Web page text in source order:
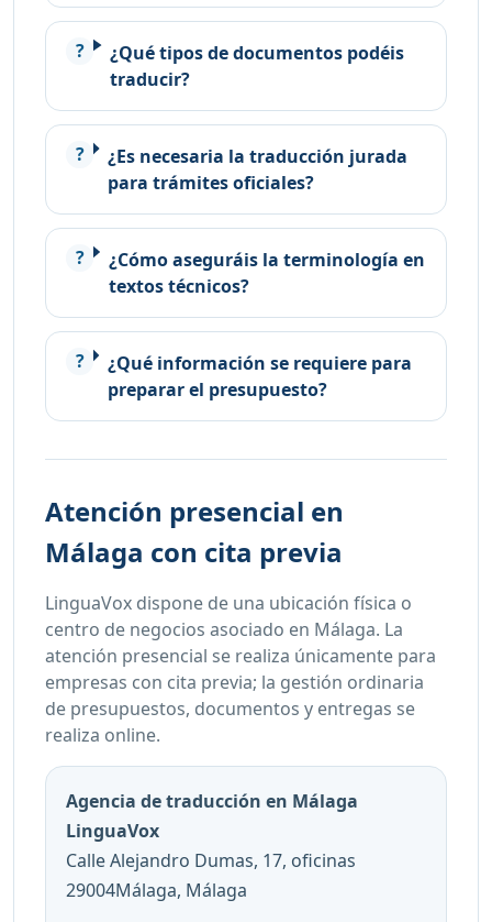
¿Qué tipos de documentos podéis
traducir?
¿Es necesaria la traducción jurada
para trámites oficiales?
¿Cómo aseguráis la terminología en
textos técnicos?
¿Qué información se requiere para
preparar el presupuesto?
Atención presencial en
Málaga con cita previa
LinguaVox dispone de una ubicación física o
centro de negocios asociado en Málaga. La
atención presencial se realiza únicamente para
empresas con cita previa; la gestión ordinaria
de presupuestos, documentos y entregas se
realiza online.
Agencia de traducción en Málaga
LinguaVox
Calle Alejandro Dumas, 17, oficinas
29004Málaga, Málaga